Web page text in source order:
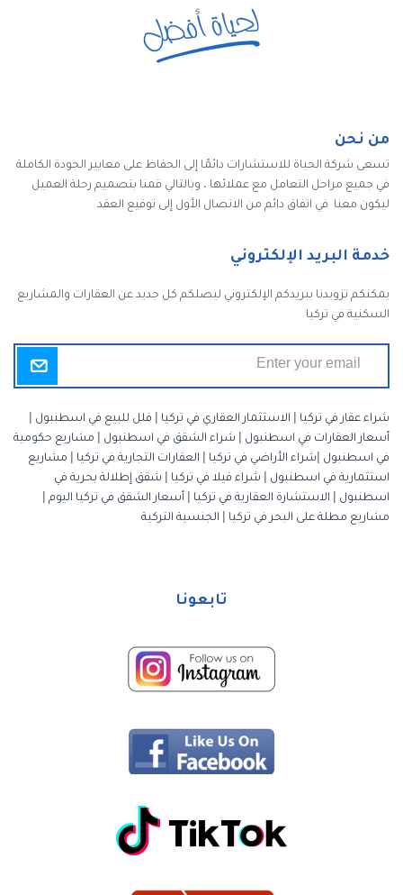
من نحن
تسعى شركة الحياة للاستشارات دائمًا إلى الحفاظ على معايير الجودة الكاملة
في جميع مراحل التعامل مع عملائها ، وبالتالي قمنا بتصميم رحلة العميل
ليكون معنا في اتفاق دائم من الاتصال الأول إلى توقيع العقد
خدمة البريد الإلكتروني
يمكنكم تزويدنا ببريدكم الإلكتروني ليصلكم كل جديد عن العقارات والمشاريع
السكنية في تركيا
شراء عقار في تركيا الاستثمار العقاري في تركيا فلل للبيع في اسطنبول
أسعار العقارات في اسطنبول
شراء الشقق في اسطنبول
مشاريع حكومية
في اسطنبول
شراء الأراضي في تركيا العقارات التجارية في تركيا
مشاريع
استثمارية في اسطنبول
شراء فيلا في تركيا
شقق إطلالة بحرية في
اسطنبول
الاستشارة العقارية في تركيا أسعار الشقق في تركيا اليوم
مشاريع مطلة على البحر في تركيا
الجنسية التركية
تابعونا